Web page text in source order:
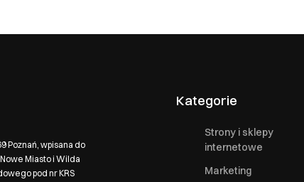
Poznań, wpisana do
Miasto i Wilda
pod nr KRS
Kategorie
Strony i sklepy
internetowe
Marketing